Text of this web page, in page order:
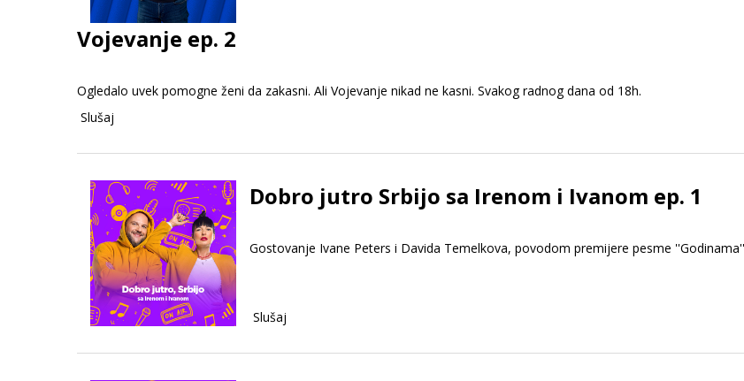
Vojevanje ep. 2
Ogledalo uvek pomogne ženi da zakasni. Ali Vojevanje nikad ne kasni. Svakog radnog dana od 18h.
Slušaj
Dobro jutro Srbijo sa Irenom i Ivanom ep. 1
Gostovanje Ivane Peters i Davida Temelkova, povodom premijere pesme ''Godinama''
Slušaj